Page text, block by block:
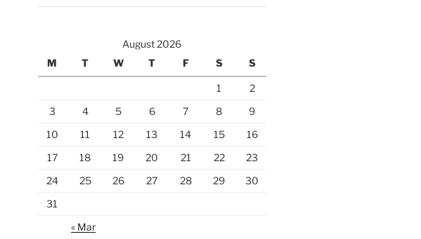
August 2026
M
T W T F S S
1
2
3
4 5 6 7 8
9
10
11 12 13 14 15
16
17
18 19 20 21 22
23
24
25 26 27 28 29
30
31
« Mar